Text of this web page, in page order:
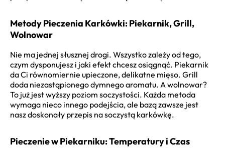
Metody Pieczenia Karkówki: Piekarnik, Grill,
Wolnowar
Nie ma jednej słusznej drogi. Wszystko zależy od tego,
czym dysponujesz i jaki efekt chcesz osiągnąć. Piekarnik
da Ci równomiernie upieczone, delikatne mięso. Grill
doda niezastąpionego dymnego aromatu. A wolnowar?
To już jest wyższy poziom soczystości. Każda metoda
wymaga nieco innego podejścia, ale bazą zawsze jest
nasz doskonały przepis na soczystą karkówkę.
Pieczenie w Piekarniku: Temperatury i Czas